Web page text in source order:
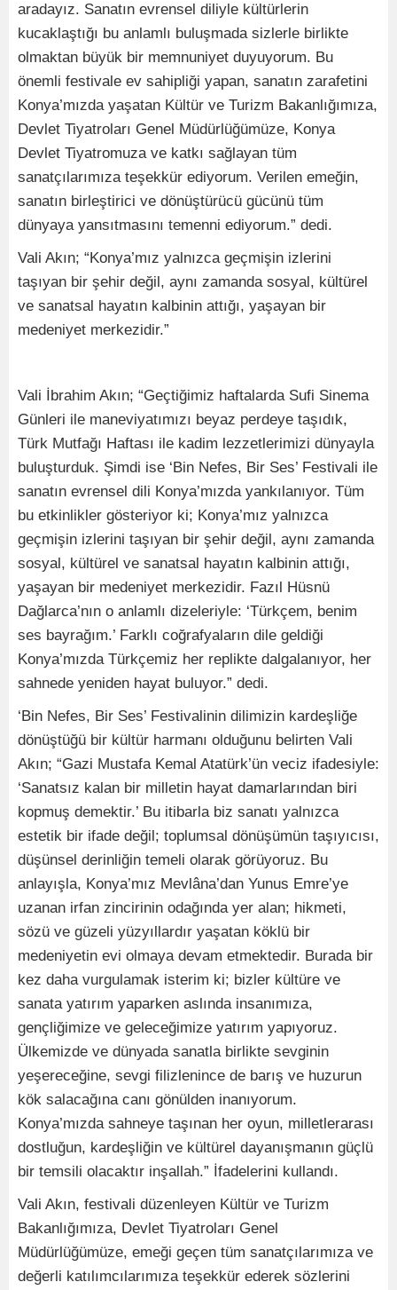
aradayız. Sanatın evrensel diliyle kültürlerin
kucaklaştığı bu anlamlı buluşmada sizlerle birlikte
olmaktan büyük bir memnuniyet duyuyorum. Bu
önemli festivale ev sahipliği yapan, sanatın zarafetini
Konya’mızda yaşatan Kültür ve Turizm Bakanlığımıza,
Devlet Tiyatroları Genel Müdürlüğümüze, Konya
Devlet Tiyatromuza ve katkı sağlayan tüm
sanatçılarımıza teşekkür ediyorum. Verilen emeğin,
sanatın birleştirici ve dönüştürücü gücünü tüm
dünyaya yansıtmasını temenni ediyorum.” dedi.
Vali Akın; “Konya’mız yalnızca geçmişin izlerini
taşıyan bir şehir değil, aynı zamanda sosyal, kültürel
ve sanatsal hayatın kalbinin attığı, yaşayan bir
medeniyet merkezidir.”
Vali İbrahim Akın; “Geçtiğimiz haftalarda Sufi Sinema
Günleri ile maneviyatımızı beyaz perdeye taşıdık,
Türk Mutfağı Haftası ile kadim lezzetlerimizi dünyayla
buluşturduk. Şimdi ise ‘Bin Nefes, Bir Ses’ Festivali ile
sanatın evrensel dili Konya’mızda yankılanıyor. Tüm
bu etkinlikler gösteriyor ki; Konya’mız yalnızca
geçmişin izlerini taşıyan bir şehir değil, aynı zamanda
sosyal, kültürel ve sanatsal hayatın kalbinin attığı,
yaşayan bir medeniyet merkezidir. Fazıl Hüsnü
Dağlarca’nın o anlamlı dizeleriyle: ‘Türkçem, benim
ses bayrağım.’ Farklı coğrafyaların dile geldiği
Konya’mızda Türkçemiz her replikte dalgalanıyor, her
sahnede yeniden hayat buluyor.” dedi.
‘Bin Nefes, Bir Ses’ Festivalinin dilimizin kardeşliğe
dönüştüğü bir kültür harmanı olduğunu belirten Vali
Akın; “Gazi Mustafa Kemal Atatürk’ün veciz ifadesiyle:
‘Sanatsız kalan bir milletin hayat damarlarından biri
kopmuş demektir.’ Bu itibarla biz sanatı yalnızca
estetik bir ifade değil; toplumsal dönüşümün taşıyıcısı,
düşünsel derinliğin temeli olarak görüyoruz. Bu
anlayışla, Konya’mız Mevlâna’dan Yunus Emre’ye
uzanan irfan zincirinin odağında yer alan; hikmeti,
sözü ve güzeli yüzyıllardır yaşatan köklü bir
medeniyetin evi olmaya devam etmektedir. Burada bir
kez daha vurgulamak isterim ki; bizler kültüre ve
sanata yatırım yaparken aslında insanımıza,
gençliğimize ve geleceğimize yatırım yapıyoruz.
Ülkemizde ve dünyada sanatla birlikte sevginin
yeşereceğine, sevgi filizlenince de barış ve huzurun
kök salacağına canı gönülden inanıyorum.
Konya’mızda sahneye taşınan her oyun, milletlerarası
dostluğun, kardeşliğin ve kültürel dayanışmanın güçlü
bir temsili olacaktır inşallah.” İfadelerini kullandı.
Vali Akın, festivali düzenleyen Kültür ve Turizm
Bakanlığımıza, Devlet Tiyatroları Genel
Müdürlüğümüze, emeği geçen tüm sanatçılarımıza ve
değerli katılımcılarımıza teşekkür ederek sözlerini